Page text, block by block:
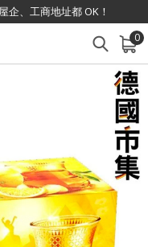
企、工商地址都 OK！
0
查看